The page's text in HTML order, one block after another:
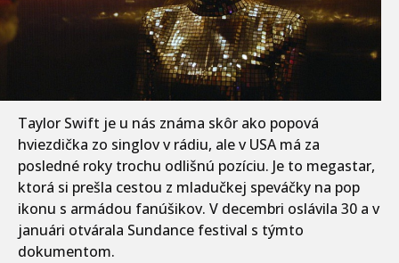
Taylor Swift je u nás známa skôr ako popová
hviezdička zo singlov v rádiu, ale v USA má za
posledné roky trochu odlišnú pozíciu. Je to megastar,
ktorá si prešla cestou z mladučkej speváčky na pop
ikonu s armádou fanúšikov. V decembri oslávila 30 a v
januári otvárala Sundance festival s týmto
dokumentom.